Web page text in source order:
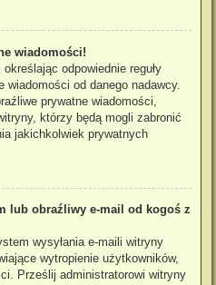
wiadomości!
odpowiednie reguły
od danego nadawcy.
prywatne wiadomości,
którzy będą mogli zabronić
jakichkolwiek prywatnych
lub obraźliwy e-mail od kogoś z
wysyłania e-maili witryny
wytropienie użytkowników,
Prześlij administratorowi witryny